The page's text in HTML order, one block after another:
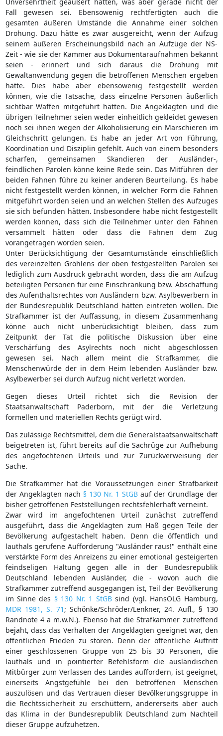
Fall gewesen sei. Ebensowenig rechtfertigten auch die
gesamten äußeren Umstände die Annahme einer solchen
Drohung. Dazu hätte es zwar ausgereicht, wenn der Aufzug
seinem äußeren Erscheinungsbild nach an Aufzüge der NS-
Zeit - wie sie der Kammer aus Dokumentaraufnahmen bekannt
seien - erinnert und sich daraus die Drohung mit
Gewaltanwendung gegen die betroffenen Menschen ergeben
hätte. Dies habe aber ebensowenig festgestellt werden
können, wie die Tatsache, dass einzelne Personen äußerlich
sichtbar Waffen mitgeführt hätten. Die Angeklagten und die
übrigen Teilnehmer seien weder einheitlich gekleidet gewesen
noch sei ihnen wegen der Alkoholisierung ein Marschieren im
Gleichschritt gelungen. Es habe an jeder Art von Führung,
Koordination und Disziplin gefehlt. Auch von einem besonders
scharfen, gemeinsamen Skandieren der Ausländer-,
feindlichen Parolen könne keine Rede sein. Das Mitführen der
beiden Fahnen führe zu keiner anderen Beurteilung. Es habe
nicht festgestellt werden können, in welcher Form die Fahnen
mitgeführt worden seien und an welchen Stellen des Aufzuges
sie sich befunden hätten. Insbesondere habe nicht festgestellt
werden können, dass sich die Teilnehmer unter den Fahnen
versammelt hätten oder dass die Fahnen dem Zug
vorangetragen worden seien.
Unter Berücksichtigung der Gesamtumstände einschließlich
des vereinzelten Gröhlens der oben festgestellten Parolen sei
lediglich zum Ausdruck gebracht worden, dass die am Aufzug
beteiligten Personen für eine Einschränkung bzw. Abschaffung
des Aufenthaltsrechtes von Ausländern bzw. Asylbewerbern in
der Bundesrepublik Deutschland hätten eintreten wollen. Die
Strafkammer ist der Auffassung, in diesem Zusammenhang
könne auch nicht unberücksichtigt bleiben, dass zum
Zeitpunkt der Tat die politische Diskussion über eine
Verschärfung des Asylrechts noch nicht abgeschlossen
gewesen sei. Nach allem meint die Strafkammer, die
Menschenwürde der in dem Heim lebenden Ausländer bzw.
Asylbewerber sei durch Aufzug nicht verletzt worden.
Gegen dieses Urteil richtet sich die Revision der
Staatsanwaltschaft Paderborn, mit der die Verletzung
formellen und materiellen Rechts gerügt wird.
Das zulässige Rechtsmittel, dem die Generalstaatsanwaltschaft
beigetreten ist, führt bereits auf die Sachrüge zur Aufhebung
des angefochtenen Urteils und zur Zurückverweisung der
Sache.
Die Strafkammer hat die Voraussetzungen einer Strafbarkeit
der Angeklagten nach § 130 Nr. 1 StGB auf der Grundlage der
bisher getroffenen Feststellungen rechtsfehlerhaft verneint.
Zwar wird im angefochtenen Urteil zunächst zutreffend
ausgeführt, dass die Angeklagten zum Haß gegen Teile der
Bevölkerung aufgestachelt haben. Denn die öffentlich und
lauthals gerufene Aufforderung "Ausländer raus!" enthält eine
verstärkte Form des Anreizens zu einer emotional gesteigerten
feindseligen Haltung gegen alle in der Bundesrepublik
Deutschland lebenden Ausländer, die - wovon auch die
Strafkammer zutreffend ausgegangen ist, Teil der Bevölkerung
im Sinne des § 130 Nr. 1 StGBsind (vgl. HansOLG Hamburg,
MDR 1981, S. 71 ; Schönke/Schröder/Lenkner, 24. Aufl., § 130
Randnote 4 a m.w.N.). Ebenso hat die Strafkammer zutreffend
bejaht, dass das Verhalten der Angeklagten geeignet war, den
öffentlichen Frieden zu stören. Denn der öffentliche Auftritt
einer geschlossenen Gruppe von 25 bis 30 Personen, die
lauthals und in pointierter Befehlsform die ausländischen
Mitbürger zum Verlassen des Landes auffordern, ist geeignet,
einerseits Angstgefühle bei den betroffenen Menschen
auszulösen und das Vertrauen dieser Bevölkerungsgruppe in
die Rechtssicherheit zu erschüttern, andererseits aber auch
das Klima in der Bundesrepublik Deutschland zum Nachteil
dieser Gruppe aufzuhetzen.